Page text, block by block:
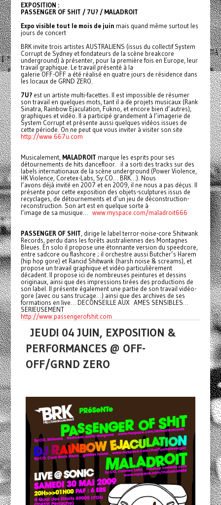
EXPOSITION :
PASSENGER OF SHIT / 7U? / MALADROIT
Expo visible tout le mois de juin mais quand même surtout les
jours de concert
BRK invite trois artistes AUSTRALIENS (issus du collectif System
Corrupt de Sydney et fondateurs de la scène breakcore
underground) à présenter, pour la première fois en Europe, leur
travail graphique. Le travail présenté à la
galerie OFF-OFF a été réalisé en quatre jours de résidence dans
les locaux de GRND ZERO.
7U?est un artiste multi-facettes. Il est impossible de résumer
son travail en quelques mots, tant il a de projets musicaux (Rank
Sinatra, Rainbow Ejaculation, Fukno, et encore bien d’autres),
graphiques et vidéo. Il a participé grandement à l’imagerie de
System Corrupt et présente aussi quelques vidéos issues de
cette période. On ne peut que vous inviter à visiter son site
http://www.667u.com
Musicalement, MALADROIT marque les esprits pour ses
détournements de hits dancefloor. il a sorti des tracks sur des
labels internationaux de la scène underground (Power Violence,
HK Violence, Coretex-Labs, Sy:CO… BRK…). Nous
l’avons déjà invité en 2007 et en 2009, il ne nous a pas déçus. Il
présente pour cette exposition des objets-sculptures issus de
recyclages, de détournements et d’un jeu de déconstruction-
reconstruction. Son art est en quelque sorte à
l’image de sa musique… www.myspace.com/maladroit666
PASSENGER OF SHIT, dirige le label terror-noise-core Shitwank
Records, perdu dans les forêts australiennes des Montagnes
Bleues. En solo il propose une étonnante version du speedcore,
entre sadcore ou flashcore ; il orchestre aussi Butcher’s Harem
(hip hop gore) et Rancid Shitwank (harsh noise & screams), et
propose un travail graphique et vidéo particulièrement
décadent. Il propose ici de nombreuses peintures et dessins
originaux, ainsi que des impressions tirées des productions de
son label. Il présente également une partie de son travail vidéo-
gore (avec ou sans trucage…) ainsi que des archives de ses
formations en live… DECONSEILLE AUX AMES SENSIBLES…
SERIEUSEMENT
http://www.passengerofshit.com
JEUDI 04 JUIN, EXPOSITION &
PERFORMANCES @ OFF-
OFF/GRND ZERO